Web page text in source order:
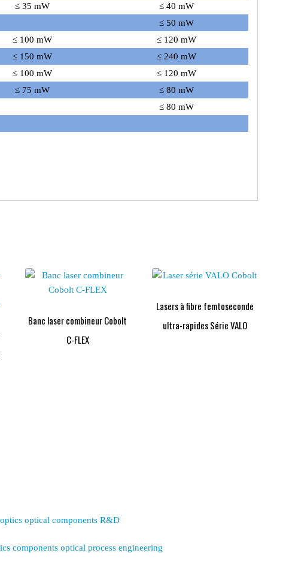
≤ 35 mW
≤ 40 mW
≤ 50 mW
≤ 100 mW
≤ 120 mW
≤ 150 mW
≤ 240 mW
≤ 100 mW
≤ 120 mW
≤ 75 mW
≤ 80 mW
≤ 80 mW
Banc laser combineur Cobolt
C-FLEX
Lasers à fibre femtoseconde
ultra-rapides Série VALO